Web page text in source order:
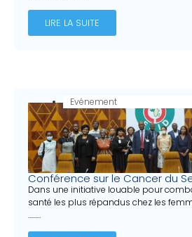
LIRE LA SUITE
Evénement
Conférence sur le Cancer du
Dans une initiative louable pour
santé les plus répandus chez les
………